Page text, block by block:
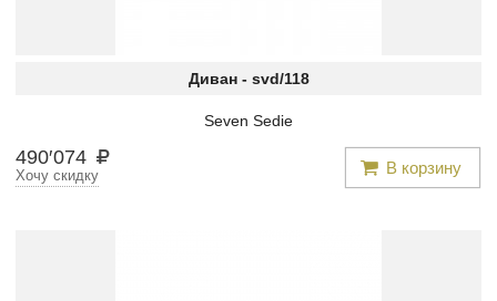
Диван - svd/118
Seven Sedie
490′074 В корзину
Хочу скидку